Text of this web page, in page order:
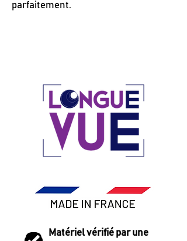
parfaitement.
Matériel vérifié par une